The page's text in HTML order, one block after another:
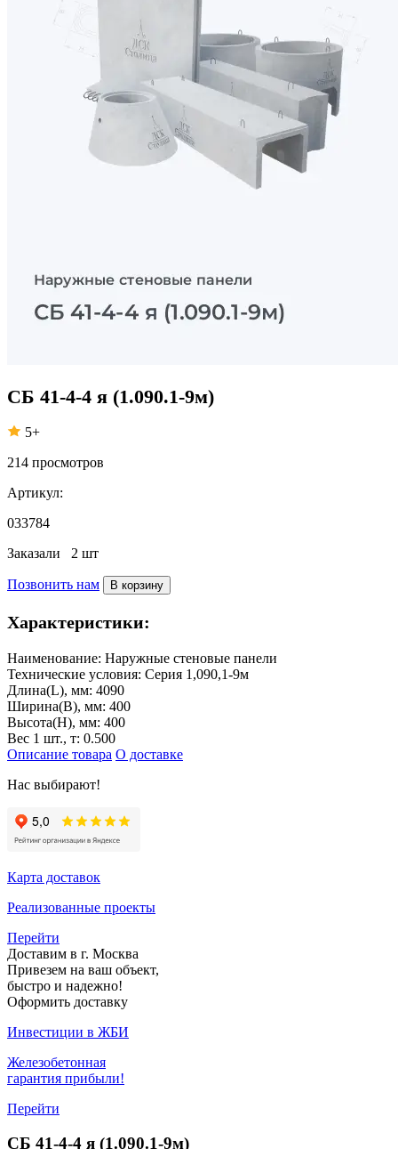
СБ 41-4-4 я (1.090.1-9м)
5+
214 просмотров
Артикул:
033784
Заказали 2 шт
Позвонить нам В корзину
Характеристики:
Наименование: Наружные стеновые панели
Технические условия: Серия 1,090,1-9м
Длина(L), мм: 4090
Ширина(B), мм: 400
Высота(H), мм: 400
Вес 1 шт., т: 0.500
Описание товара О доставке
Нас выбирают!
Карта доставок
Реализованные проекты
Перейти
Доставим в г. Москва
Привезем на ваш объект,
быстро и надежно!
Оформить доставку
Инвестиции в ЖБИ
Железобетонная
гарантия прибыли!
Перейти
СБ 41-4-4 я (1.090.1-9м)